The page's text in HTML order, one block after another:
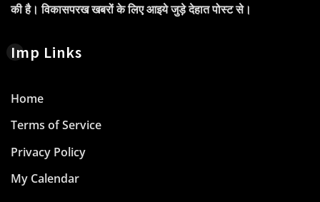
की है। विकासपरख खबरों के लिए आइये जुड़े देहात पोस्ट से।
Imp Links
Home
Terms of Service
Privacy Policy
My Calendar